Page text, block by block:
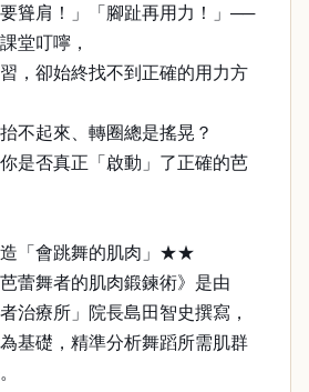
要聳肩！」「腳趾再用力！」──
堂叮嚀，
，卻始終找不到正確的用力方
不起來、轉圈總是搖晃？
是否真正「啟動」了正確的芭
「會跳舞的肌肉」★★
蕾舞者的肌肉鍛鍊術》是由
治療所」院長島田智史撰寫，
基礎，精準分析舞蹈所需肌群